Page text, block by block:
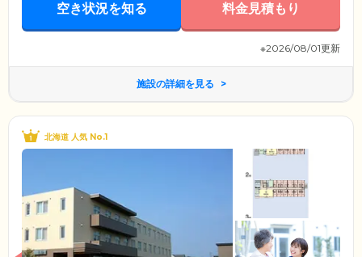
空き状況を知る 料金見積もり
※2026/08/01更新
施設の詳細を見る
北海道 人気 No.1